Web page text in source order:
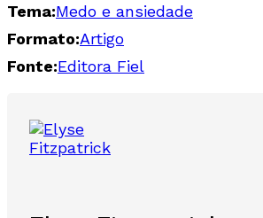
Tema:Medo e ansiedade
Formato:Artigo
Fonte:Editora Fiel